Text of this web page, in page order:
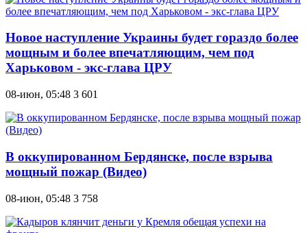
Новое наступление Украины будет гораздо более
мощным и более впечатляющим, чем под
Харьковом - экс-глава ЦРУ
08-июн, 05:48 3 601
В оккупированном Бердянске, после взрыва
мощный пожар (Видео)
08-июн, 05:48 3 758